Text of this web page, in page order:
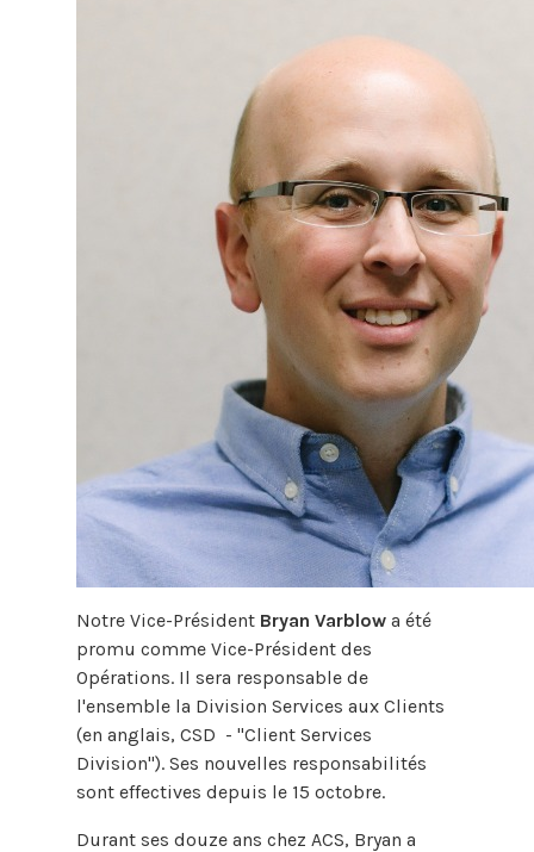
Notre Vice-Président Bryan Varblow a été
promu comme Vice-Président des
Opérations. Il sera responsable de
l'ensemble la Division Services aux Clients
(en anglais, CSD - "Client Services
Division"). Ses nouvelles responsabilités
sont effectives depuis le 15 octobre.
Durant ses douze ans chez ACS, Bryan a